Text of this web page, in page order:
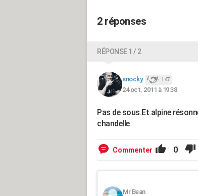
2 réponses
RÉPONSE 1 / 2
snocky. 147
24 oct. 2011 à 19:38
Pas de sous.Et alpine
chandelle
Commenter 0
Mr Bean